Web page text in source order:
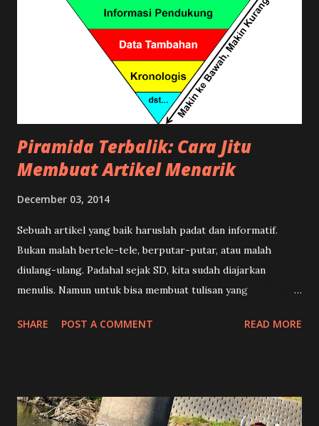
Piramida Terbalik: Cara Jitu
Membuat Artikel Menarik
December 03, 2014
Sebuah artikel yang baik haruslah padat dan informatif.
Bukan malah bertele-tele, berputar-putar, atau malah
diulang-ulang. Padahal sejak SD, kita sudah diajarkan
menulis. Namun untuk bisa membuat tulisan yang
teknik khusus. Dalam dunia kewartaan teknik tersebut
bangunan antik dari negeri Mesir, tetapi istilah ini untuk
SHARE POST A COMMENT READ MORE